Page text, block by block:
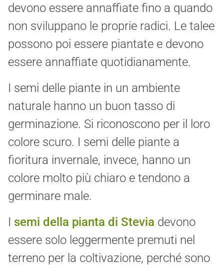
devono essere annaffiate fino a quando
non sviluppano le proprie radici. Le talee
possono poi essere piantate e devono
essere annaffiate quotidianamente.
I semi delle piante in un ambiente
naturale hanno un buon tasso di
germinazione. Si riconoscono per il loro
colore scuro. I semi delle piante a
fioritura invernale, invece, hanno un
colore molto più chiaro e tendono a
germinare male.
I semi della pianta di Stevia devono
essere solo leggermente premuti nel
terreno per la coltivazione, perché sono